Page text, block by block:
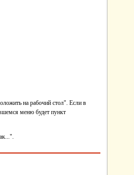
на рабочий стол". Если в
меню будет пункт